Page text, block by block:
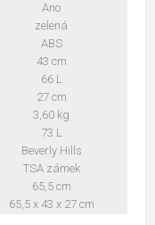
Ano
zelená
ABS
43 cm
66 L
27 cm
3,60 kg
73 L
Beverly Hills
TSA zámek
65,5 cm
65,5 x 43 x 27 cm